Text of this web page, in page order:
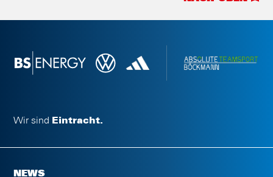
Wir sind Eintracht.
NEWS